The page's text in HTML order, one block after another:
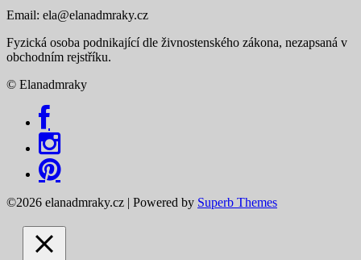
Email: ela@elanadmraky.cz
Fyzická osoba podnikající dle živnostenského zákona, nezapsaná v
obchodním rejstříku.
© Elanadmraky
©2026 elanadmraky.cz | Powered by Superb Themes